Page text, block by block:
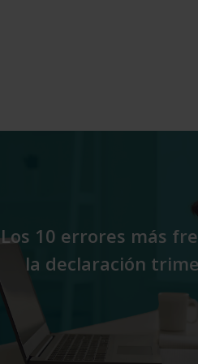
Los 10 errores más
la declaración